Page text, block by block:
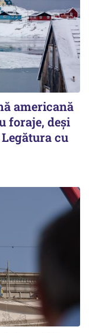
americană
foraje, deși
cu